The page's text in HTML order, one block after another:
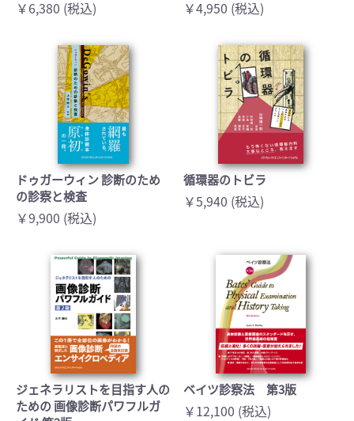
￥6,380 (税込) ￥4,950 (税込)
ドゥガーウィン 診断のため
の診察と検査
￥9,900 (税込)
循環器のトビラ
￥5,940 (税込)
ジェネラリストを目指す人の
ための 画像診断パワフルガ
ベイツ診察法 第3版
￥12,100 (税込)